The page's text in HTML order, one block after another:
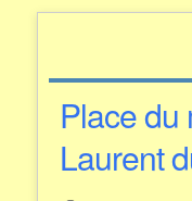
Place du
Laurent